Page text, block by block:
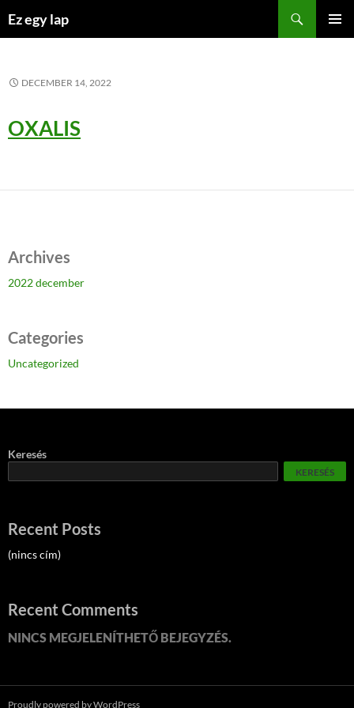
Ez egy lap
DECEMBER 14, 2022
OXALIS
Archives
2022 december
Categories
Uncategorized
Keresés
KERESÉS
Recent Posts
(nincs cím)
Recent Comments
NINCS MEGJELENÍTHETŐ BEJEGYZÉS.
Proudly powered by WordPress